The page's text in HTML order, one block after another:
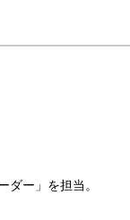
ー」を担当。